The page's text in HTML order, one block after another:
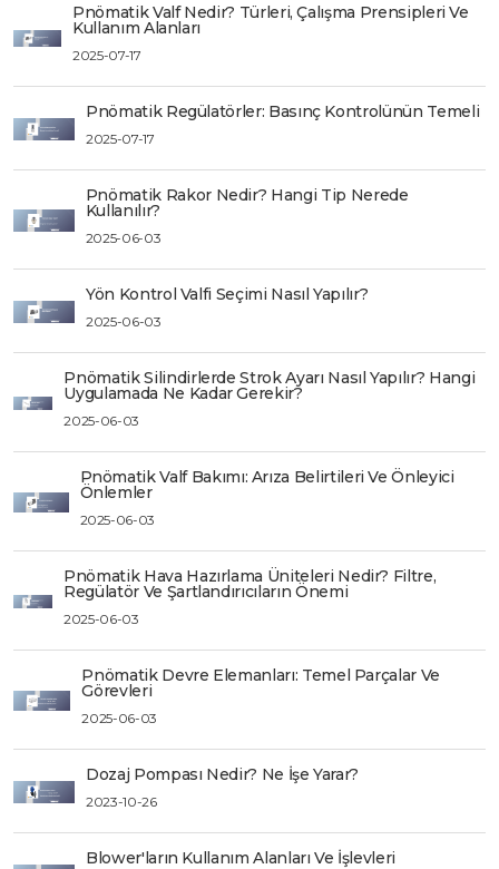
Pnömatik Valf Nedir? Türleri, Çalışma Prensipleri Ve
Kullanım Alanları
2025-07-17
Pnömatik Regülatörler: Basınç Kontrolünün Temeli
2025-07-17
Pnömatik Rakor Nedir? Hangi Tip Nerede
Kullanılır?
2025-06-03
Yön Kontrol Valfi Seçimi Nasıl Yapılır?
2025-06-03
Pnömatik Silindirlerde Strok Ayarı Nasıl Yapılır? Hangi
Uygulamada Ne Kadar Gerekir?
2025-06-03
Pnömatik Valf Bakımı: Arıza Belirtileri Ve Önleyici
Önlemler
2025-06-03
Pnömatik Hava Hazırlama Üniteleri Nedir? Filtre,
Regülatör Ve Şartlandırıcıların Önemi
2025-06-03
Pnömatik Devre Elemanları: Temel Parçalar Ve
Görevleri
2025-06-03
Dozaj Pompası Nedir? Ne İşe Yarar?
2023-10-26
Blower'ların Kullanım Alanları Ve İşlevleri